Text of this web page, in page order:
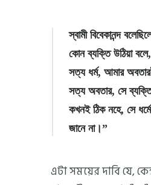
স্বামী বিবেকানন্দ
কোন ব্যক্তি উঠিয়া
সত্য ধর্ম, আমার
সত্য অবতার, সে
কখনই ঠিক নহে, সে
জানে না।”
এটা সময়ের দাবি যে,